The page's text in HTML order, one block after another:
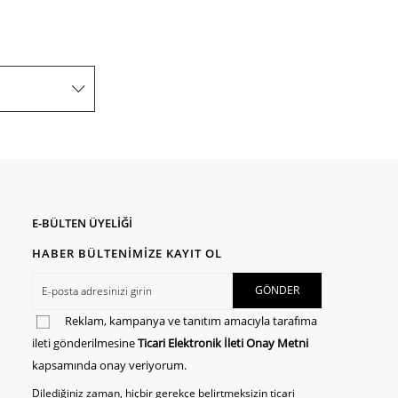
E-BÜLTEN ÜYELİĞİ
HABER BÜLTENİMİZE KAYIT OL
Reklam, kampanya ve tanıtım amacıyla tarafıma
ileti gönderilmesineTicari Elektronik İleti Onay Metni
kapsamında onay veriyorum.
Dilediğiniz zaman, hiçbir gerekçe belirtmeksizin ticari